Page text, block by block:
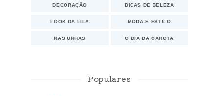
DECORAÇÃO DICAS DE BELEZA
LOOK DA LILA MODA E ESTILO
NAS UNHAS O DIA DA GAROTA
Populares